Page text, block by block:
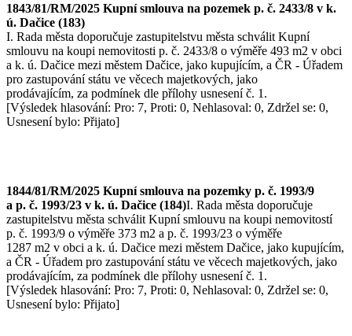
1843/81/RM/2025 Kupní smlouva na pozemek p. č. 2433/8 v k.
ú. Dačice (183)
I. Rada města doporučuje zastupitelstvu města schválit Kupní
smlouvu na koupi nemovitosti p. č. 2433/8 o výměře 493 m2 v obci
a k. ú. Dačice mezi městem Dačice, jako kupujícím, a ČR - Úřadem
pro zastupování státu ve věcech majetkových, jako
prodávajícím, za podmínek dle přílohy usnesení č. 1.
[Výsledek hlasování: Pro: 7, Proti: 0, Nehlasoval: 0, Zdržel se: 0,
Usnesení bylo: Přijato]
1844/81/RM/2025 Kupní smlouva na pozemky p. č. 1993/9
a p. č. 1993/23 v k. ú. Dačice (184)I. Rada města doporučuje
zastupitelstvu města schválit Kupní smlouvu na koupi nemovitostí
p. č. 1993/9 o výměře 373 m2 a p. č. 1993/23 o výměře
1287 m2 v obci a k. ú. Dačice mezi městem Dačice, jako kupujícím,
a ČR - Úřadem pro zastupování státu ve věcech majetkových, jako
prodávajícím, za podmínek dle přílohy usnesení č. 1.
[Výsledek hlasování: Pro: 7, Proti: 0, Nehlasoval: 0, Zdržel se: 0,
Usnesení bylo: Přijato]